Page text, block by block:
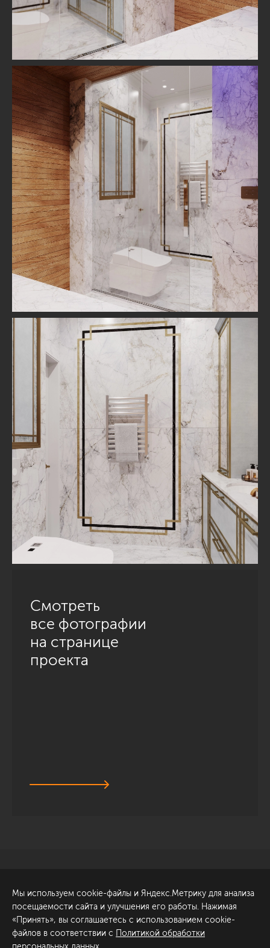
Смотреть
все фотографии
на странице
проекта
Обсудить проект
ул. Академика Павлова, 6
к1
+7 (812) 200-95-55
Мы используем cookie-файлы и Яндекс.Метрику для анализа
посещаемости сайта и улучшения его работы. Нажимая
«Принять», вы соглашаетесь с использованием cookie-
файлов в соответствии с Политикой обработки